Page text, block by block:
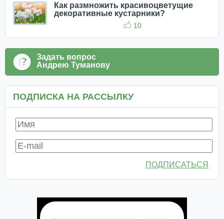
Как размножить красивоцветущие
декоративные кустарники?
10
Задать вопрос
Андрею Туманову
ПОДПИСКА НА РАССЫЛКУ
ПОДПИСАТЬСЯ